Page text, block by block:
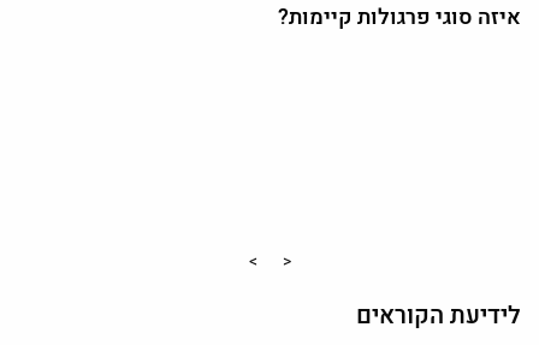
איזה סוגי פרגולות קיימות?
<
>
לידיעת הקוראים